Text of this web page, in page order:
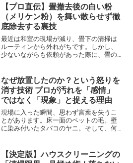
ロティ（屋根付き広場）を、年2回定期清
掃しています。ポリッ...
【プロ直伝】畳撤去後の白い粉
（メリケン粉）を舞い散らせず徹
底除去する裏技
最近は和室の現場が減り、畳下の清掃は
ルーティンから外れがちです。しかし、
少ないながらも依頼があった際に、畳の
せんか？この粉を、何も考えずに家庭用
掃除機で吸い込むと、高確...
なぜ放置したのか？という怒りを
消す技術 プロが汚れを「感情」
ではなく「現象」と捉える理由
現場に入った瞬間、思わず言葉を失うこ
とがあります。床一面のペットの毛。壁
に染み付いたタバコのヤニ。そして、何
を見た瞬間。手袋越しでもわかる、あの
独特のまとわりつく感触。...
【決定版】ハウスクリーニングの